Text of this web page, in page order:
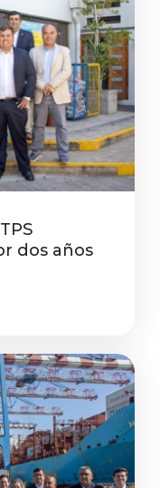
dos años